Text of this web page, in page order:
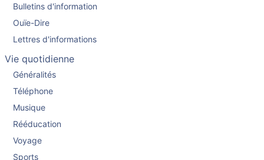
Bulletins d'information
Ouïe-Dire
Lettres d'informations
Vie quotidienne
Généralités
Téléphone
Musique
Rééducation
Voyage
Sports